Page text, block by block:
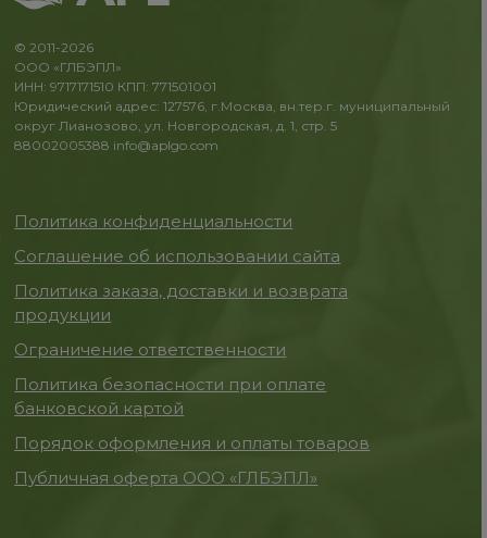
© 2011-2026
ООО «ГЛБЭПЛ»
ИНН: 9717171510 КПП: 771501001
Юридический адрес: 127576, г.Москва, вн.тер.г. муниципальный
округ Лианозово, ул. Новгородская, д. 1, стр. 5
88002005388 info@aplgo.com
Политика конфиденциальности
Соглашение об использовании сайта
Политика заказа, доставки и возврата
продукции
Ограничение ответственности
Политика безопасности при оплате
банковской картой
Порядок оформления и оплаты товаров
Публичная оферта ООО «ГЛБЭПЛ»